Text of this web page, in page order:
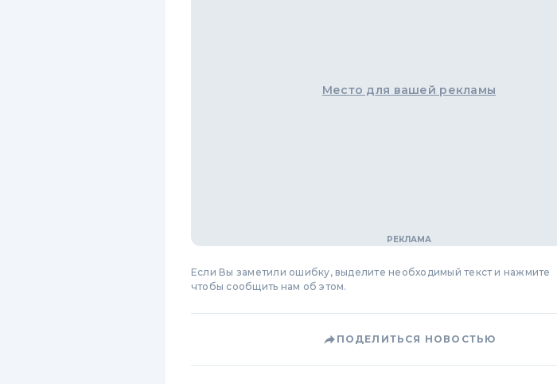
Место для вашей рекламы
Если Вы заметили ошибку, выделите необходимый текст и нажмите
чтобы сообщить нам об этом.
ПОДЕЛИТЬСЯ НОВОСТЬЮ